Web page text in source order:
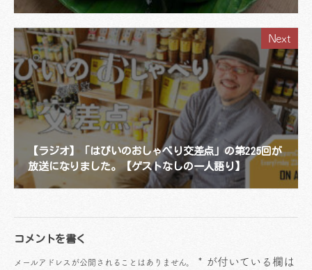
Next
【ラジオ】「はぴいのおしゃべり交差点」の第225回が
放送になりました。【ゲストなしの一人語り】
コメントを書く
メールアドレスが公開されることはありません。 * が付いている欄は